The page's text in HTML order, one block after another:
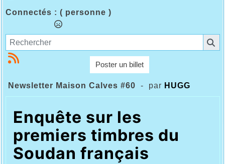
Connectés : ( personne )
Poster un billet
Newsletter Maison Calves #60 - par HUGG
Enquête sur les
premiers timbres du
Soudan français